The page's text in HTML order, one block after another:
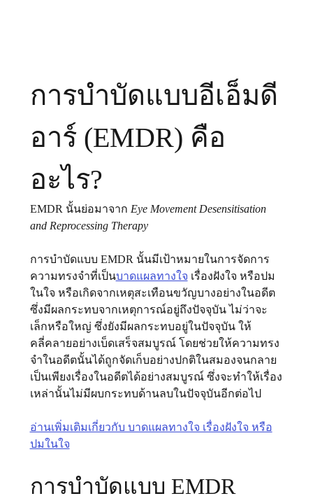
การบำบัดแบบอีเอ็มดี
อาร์ (EMDR) คือ
อะไร?
EMDR นั้นย่อมาจาก Eye Movement Desensitisation
and Reprocessing Therapy
การบําบัดแบบ EMDR นั้นมีเป้าหมายในการจัดการ
ความทรงจำที่เป็นบาดแผลทางใจ เรื่องฝังใจ หรือปม
ในใจ หรือเกิดจากเหตุสะเทือนขวัญบางอย่างในอดีต
ซึ่งมีผลกระทบจากเหตุการณ์อยู่ถึงปัจจุบัน ไม่ว่าจะ
เล็กหรือใหญ่ ซึ่งยังมีผลกระทบอยู่ในปัจจุบัน ให้
คลี่คลายอย่างเบ็ดเสร็จสมบูรณ์ โดยช่วยให้ความทรง
จำในอดีตนั้นได้ถูกจัดเก็บอย่างปกติในสมองจนกลาย
เป็นเพียงเรื่องในอดีตได้อย่างสมบูรณ์ ซึ่งจะทำให้เรื่อง
เหล่านั้นไม่มีผบกระทบด้านลบในปัจจุบันอีกต่อไป
อ่านเพิ่มเติมเกี่ยวกับ บาดแผลทางใจ เรื่องฝังใจ หรือ
ปมในใจ
การบําบัดแบบ EMDR